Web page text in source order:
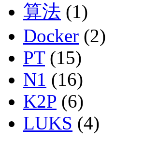
算法 (1)
Docker (2)
PT(15)
N1 (16)
K2P (6)
LUKS (4)